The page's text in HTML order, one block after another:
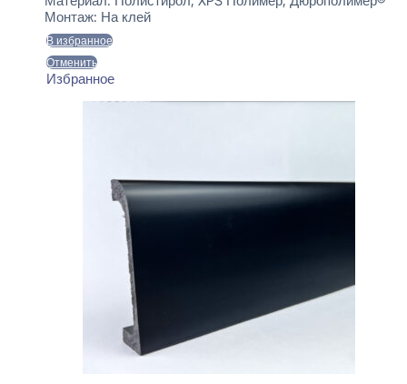
Монтаж: На клей
В избранное
Отменить
Избранное